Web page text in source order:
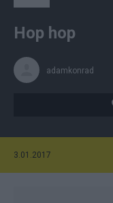
Hop hop
adamkonrad
3.01.2017